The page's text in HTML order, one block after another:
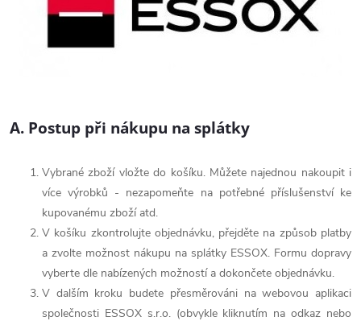
A. Postup při nákupu na splátky
Vybrané zboží vložte do košíku. Můžete najednou nakoupit i
více výrobků - nezapomeňte na potřebné příslušenství ke
kupovanému zboží atd.
V košíku zkontrolujte objednávku, přejděte na způsob platby
a zvolte možnost nákupu na splátky ESSOX. Formu dopravy
vyberte dle nabízených možností a dokončete objednávku.
V dalším kroku budete přesměrováni na webovou aplikaci
společnosti ESSOX s.r.o. (obvykle kliknutím na odkaz nebo